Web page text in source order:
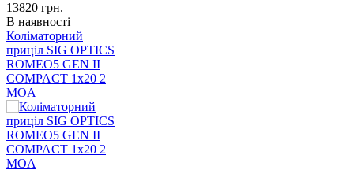
13820 грн.
В наявності
Коліматорний
приціл SIG OPTICS
ROMEO5 GEN II
COMPACT 1x20 2
MOA